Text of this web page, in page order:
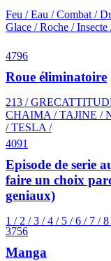
Feu / Eau / Combat /
Glace / Roche /
4796
Roue éliminatoire
213 /
CHAIMA / TAJINE /
/ TESLA /
4091
Episode de serie
faire un choix
geniaux)
1 / 2 / 3 / 4 / 5 / 6 / 7 /
3756
Manga